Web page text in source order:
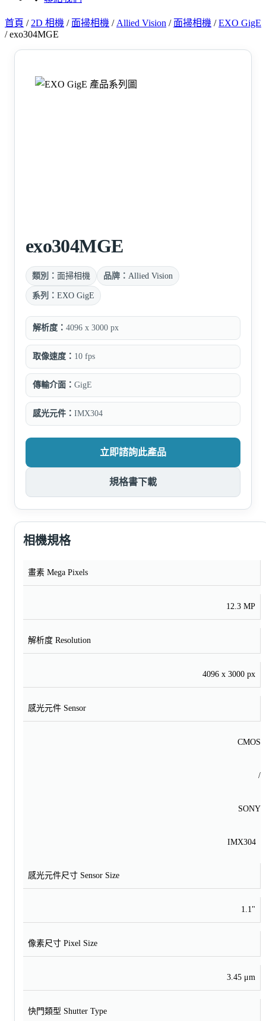
首頁 / 2D 相機 / 面掃相機 / Allied Vision / 面掃相機 /EXO GigE
/exo304MGE
exo304MGE
類別： 面掃相機 品牌： Allied Vision
系列： EXO GigE
解析度： 4096 x 3000 px
取像速度： 10 fps
傳輸介面： GigE
感光元件： IMX304
立即諮詢此產品
規格書下載
相機規格
畫素 Mega Pixels
12.3 MP
解析度 Resolution
4096 x 3000 px
感光元件 Sensor
CMOS
/
SONY
IMX304
感光元件尺寸 Sensor Size
1.1"
像素尺寸 Pixel Size
3.45 μm
快門類型 Shutter Type